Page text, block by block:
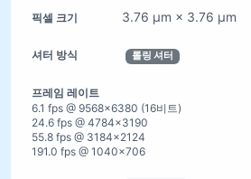
3.76 µm × 3.76 µm
롤링 셔터
6.1 fps @ 9568×6380 (16비트)
24.6 fps @ 4784×3190
55.8 fps @ 3184×2124
191.0 fps @ 1040×706